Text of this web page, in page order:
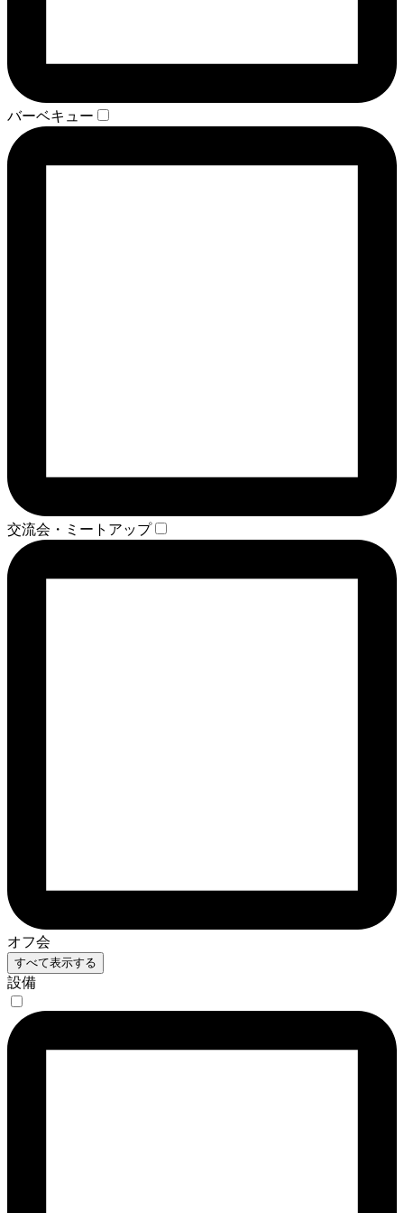
バーベキュー
交流会・ミートアップ
オフ会
すべて表示する
設備